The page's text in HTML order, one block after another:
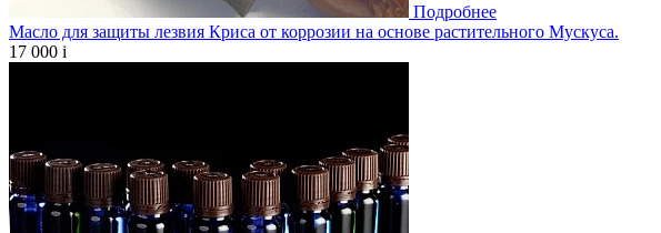
Подробнее
Масло для защиты лезвия Криса от коррозии на основе растительного Мускуса.
17 000 i